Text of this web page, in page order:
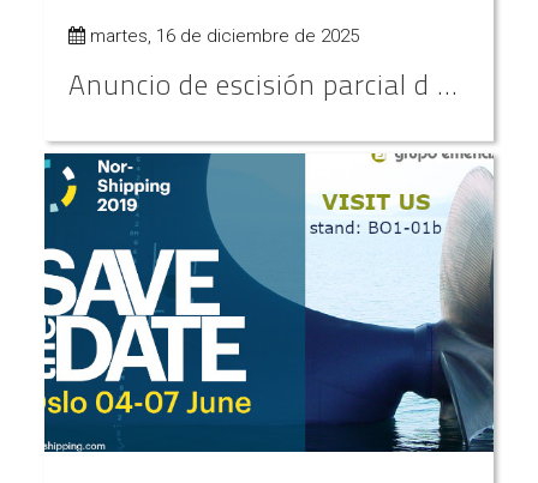
martes, 16 de diciembre de 2025
Anuncio de escisión parcial d ...